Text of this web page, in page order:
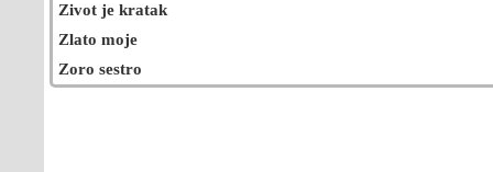
Zivot je kratak
Zlato moje
Zoro sestro